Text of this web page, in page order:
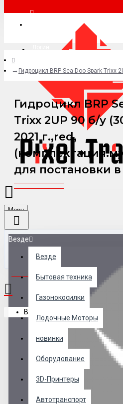
+7 (495) 015-41-41
Menu
Везде
Везде
Бытовая техника
Газонокосилки
Лодочные Моторы
новинки
Оборудование
3D-Принтеры
Автотранспорт
0 товар(ов) - 0 р.
В корзине пусто!
Гидроцикл BRP Sea-Doo Spark
Гидроцикл BRP
Trixx 2UP 90 б/у
2021 г.,red,
для постановки